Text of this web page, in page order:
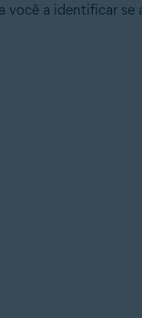
a identificar